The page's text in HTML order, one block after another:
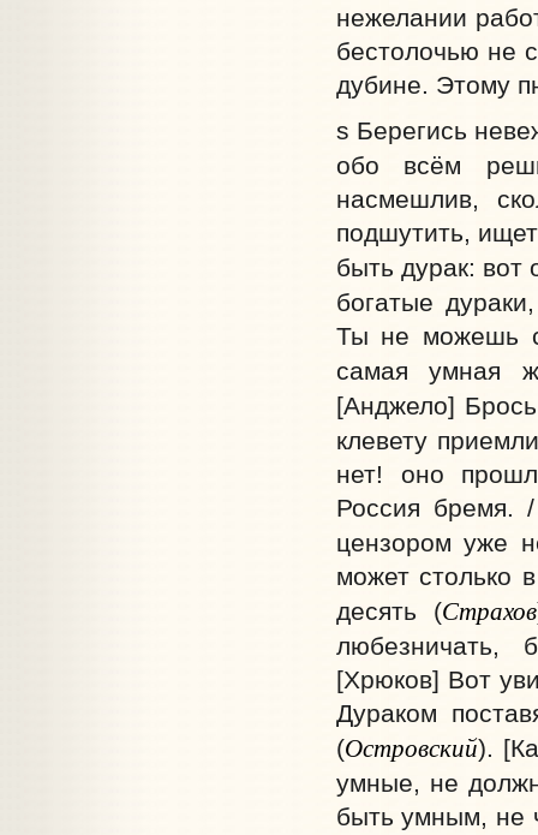
нежелании
бестолочью не
дубине. Этому
s Берегись
обо всём
насмешлив,
подшутить,
быть дурак: вот
богатые
Ты не можешь
самая умная
[Анджело]
клевету
нет! оно
Россия бремя.
цензором уже
может столько
десять (Страхов
любезничать,
[Хрюков] Вот
Дураком
(Островский).
умные, не
быть умным, не